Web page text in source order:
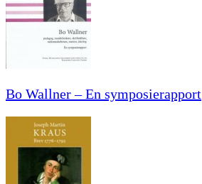
Bo Wallner – En symposierapport